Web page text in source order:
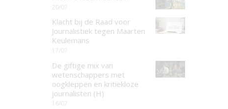
20/07
Klacht bij de Raad voor
Journalistiek tegen Maarten
Keulemans
17/07
De giftige mix van
wetenschappers met
oogkleppen en kritiekloze
journalisten (H)
16/07